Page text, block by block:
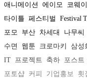
애니메이션
에이모 코웨이
타이틀 페스티벌 Festival
포모
부산 차세대 나무씨
수면
웹툰 크로마키 삼성
IT
프로젝트 축하 포스트
포토샵 커피 기업홍보 횟